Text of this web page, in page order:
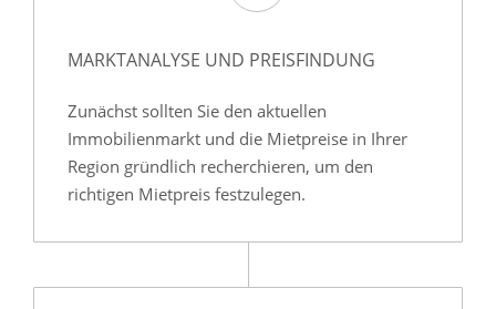
MARKTANALYSE UND PREISFINDUNG
Zunächst sollten Sie den aktuellen
Immobilienmarkt und die Mietpreise in Ihrer
Region gründlich recherchieren, um den
richtigen Mietpreis festzulegen.